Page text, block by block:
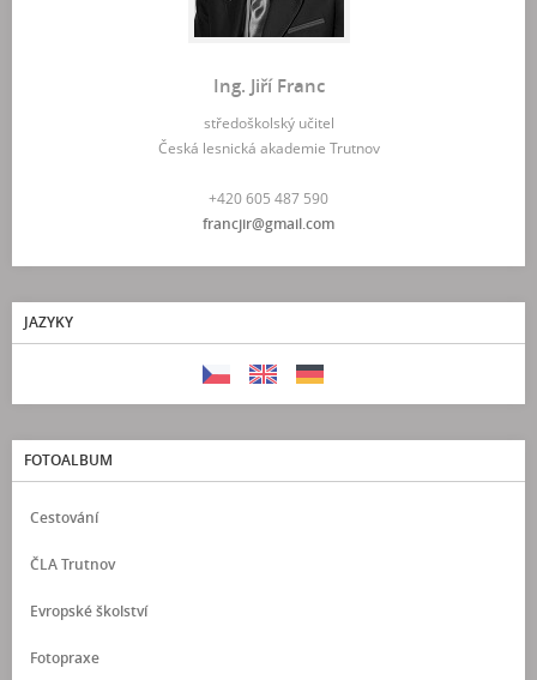
Ing. Jiří Franc
středoškolský učitel
Česká lesnická akademie Trutnov
+420 605 487 590
francjir@gmail.com
JAZYKY
FOTOALBUM
Cestování
ČLA Trutnov
Evropské školství
Fotopraxe